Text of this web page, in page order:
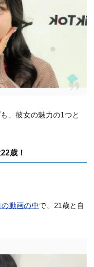
、彼女の魅力の1つと
歳！
動画の中で、21歳と自